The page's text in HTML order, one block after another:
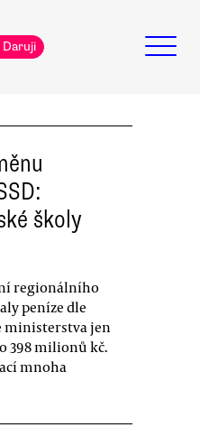
Daruji
školy
regionálního
peníze dle
ministerstva jen
398 milionů kč.
mnoha